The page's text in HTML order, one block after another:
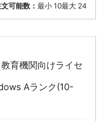
可能数： 最小 10最大 24
育機関向けライセ
Aランク(10-